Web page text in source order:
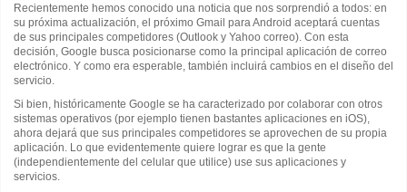
Recientemente hemos conocido una noticia que nos sorprendió a todos: en
su próxima actualización, el próximo Gmail para Android aceptará cuentas
de sus principales competidores (Outlook y Yahoo correo). Con esta
decisión, Google busca posicionarse como la principal aplicación de correo
electrónico. Y como era esperable, también incluirá cambios en el diseño del
servicio.
Si bien, históricamente Google se ha caracterizado por colaborar con otros
sistemas operativos (por ejemplo tienen bastantes aplicaciones en iOS),
ahora dejará que sus principales competidores se aprovechen de su propia
aplicación. Lo que evidentemente quiere lograr es que la gente
(independientemente del celular que utilice) use sus aplicaciones y
servicios.